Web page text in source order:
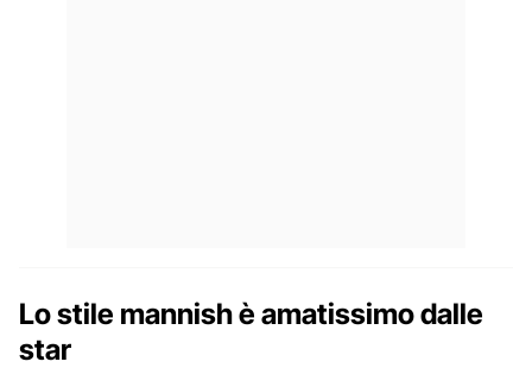
Lo stile mannish è amatissimo dalle
star